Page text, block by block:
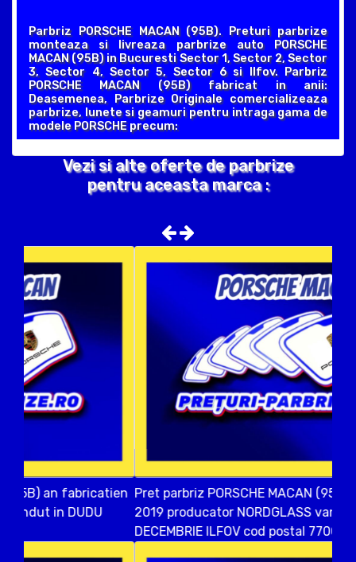
Parbriz PORSCHE MACAN (95B). Preturi parbrize
monteaza si livreaza parbrize auto PORSCHE
MACAN (95B) in Bucuresti Sector 1, Sector 2, Sector
3, Sector 4, Sector 5, Sector 6 si Ilfov. Parbriz
PORSCHE MACAN (95B) fabricat in anii:
Deasemenea, Parbrize Originale comercializeaza
parbrize, lunete si geamuri pentru intraga gama de
modele PORSCHE precum:
Vezi si alte oferte de parbrize
pentru aceasta marca :
Pret parbriz PORSCHE MACAN (95B) an fabricatien
2019 producator NORDGLASS vandut in 1
DECEMBRIE ILFOV cod postal 77005